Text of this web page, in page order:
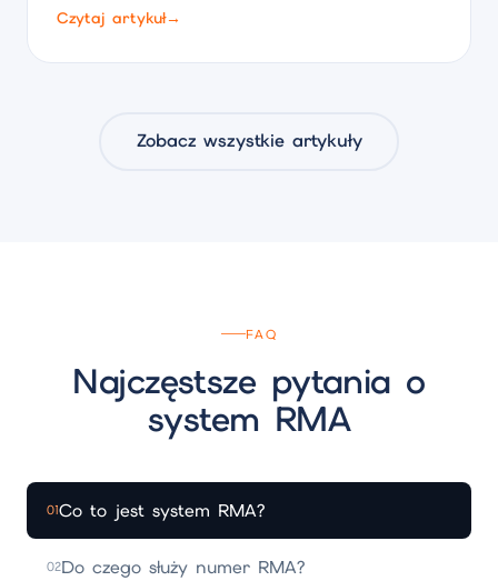
Czytaj artykuł→
Zobacz wszystkie artykuły
FAQ
Najczęstsze pytania o
system RMA
01Co to jest system RMA?
02Do czego służy numer RMA?